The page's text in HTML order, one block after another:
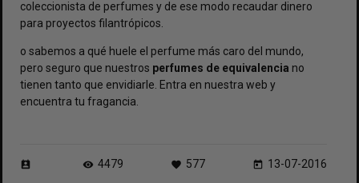
coleccionista de perfumes y de ese modo recaudar dinero
para proyectos filantrópicos.
o sabemos a qué huele el perfume más caro del mundo,
pero seguro que nuestros perfumes de equivalencia no
tienen tanto que envidiarle. Entra en nuestra web y
encuentra tu fragancia.
perm_contact_calendar visibility 4479 favorite 577 today 13-07-2016